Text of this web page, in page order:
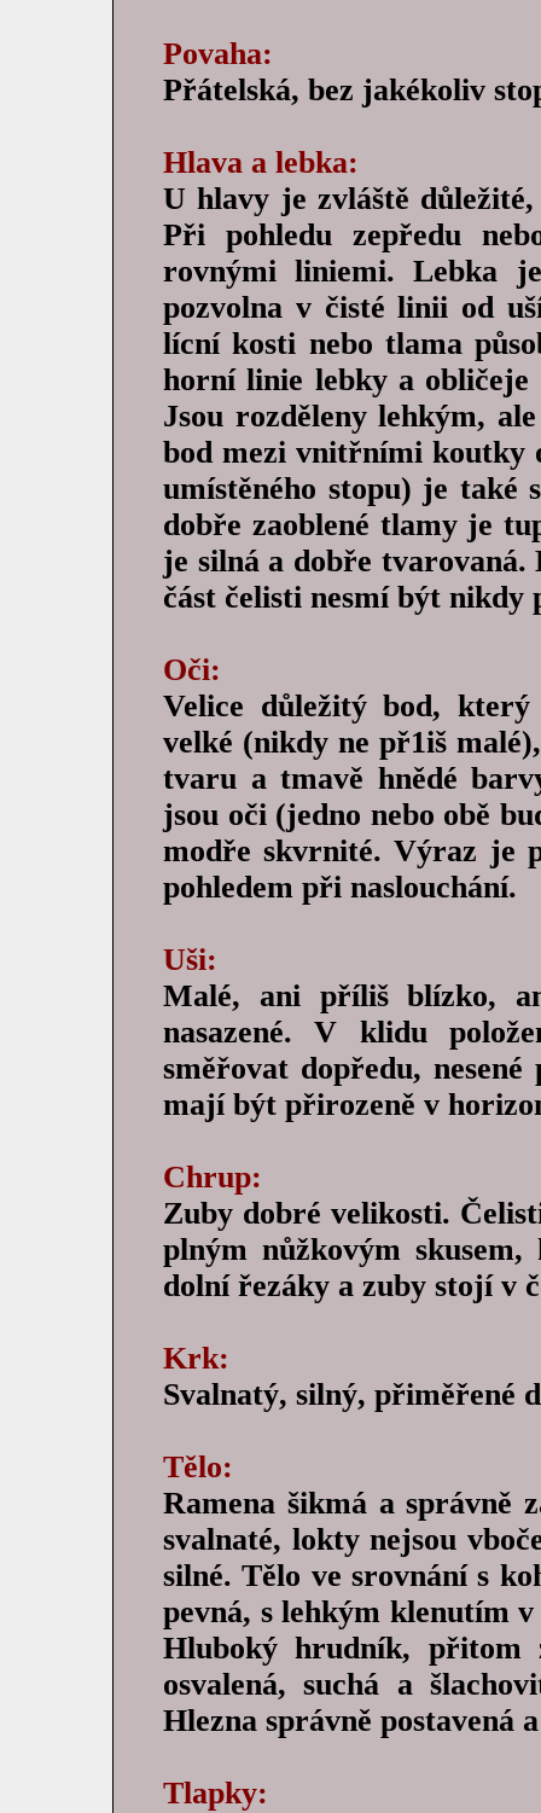
Povaha:
Přátelská, bez jakékoliv
Hlava a lebka:
U hlavy je zvláště
Při pohledu zepředu
rovnými liniemi. Lebka
pozvolna v čisté linii od
lícní kosti nebo tlama
horní linie lebky a obličeje
Jsou rozděleny lehkým,
bod mezi vnitřními koutky
umístěného stopu) je také
dobře zaoblené tlamy je
je silná a dobře tvarovaná.
část čelisti nesmí být
Oči:
Velice důležitý bod,
velké (nikdy ne př1iš
tvaru a tmavě hnědé
jsou oči (jedno nebo obě
modře skvrnité. Výraz je
pohledem při naslouchání.
Uši:
Malé, ani příliš blízko,
nasazené. V klidu
směřovat dopředu,
mají být přirozeně v
Chrup:
Zuby dobré velikosti.
plným nůžkovým
dolní řezáky a zuby stojí v
Krk:
Svalnatý, silný, přiměřené
Tělo:
Ramena šikmá a správně
svalnaté, lokty nejsou
silné. Tělo ve srovnání s
pevná, s lehkým klenutím
Hluboký hrudník, přitom
osvalená, suchá a
Hlezna správně postavená
Tlapky: